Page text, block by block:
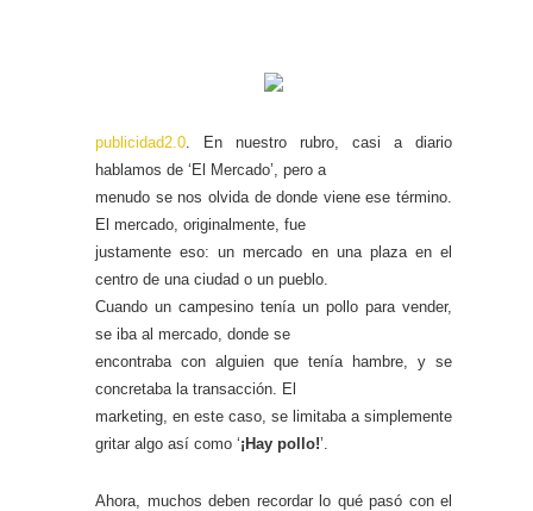
publicidad2.0 . En nuestro rubro, casi a diario
hablamos de ‘El Mercado’, pero a
menudo se nos olvida de donde viene ese término.
El mercado, originalmente, fue
justamente eso: un mercado en una plaza en el
centro de una ciudad o un pueblo.
Cuando un campesino tenía un pollo para vender,
se iba al mercado, donde se
encontraba con alguien que tenía hambre, y se
concretaba la transacción. El
marketing, en este caso, se limitaba a simplemente
gritar algo así como ‘¡Hay pollo!’.
Ahora, muchos deben recordar lo qué pasó con el